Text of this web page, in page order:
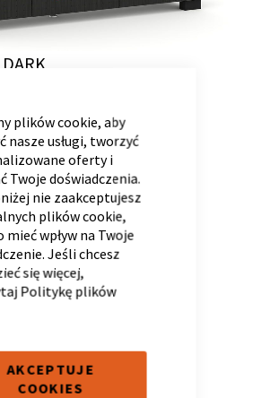
plików cookie, aby
nasze usługi, tworzyć
oferty i
Twoje doświadczenia.
nie zaakceptujesz
plików cookie,
mieć wpływ na Twoje
Jeśli chcesz
się więcej,
Politykę plików
AKCEPTUJE
COOKIES
150